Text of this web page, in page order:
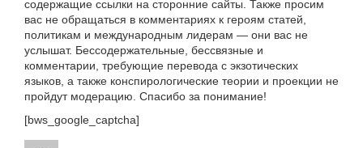
содержащие ссылки на сторонние сайты. Также просим
вас не обращаться в комментариях к героям статей,
политикам и международным лидерам — они вас не
услышат. Бессодержательные, бессвязные и
комментарии, требующие перевода с экзотических
языков, а также конспирологические теории и проекции не
пройдут модерацию. Спасибо за понимание!
[bws_google_captcha]